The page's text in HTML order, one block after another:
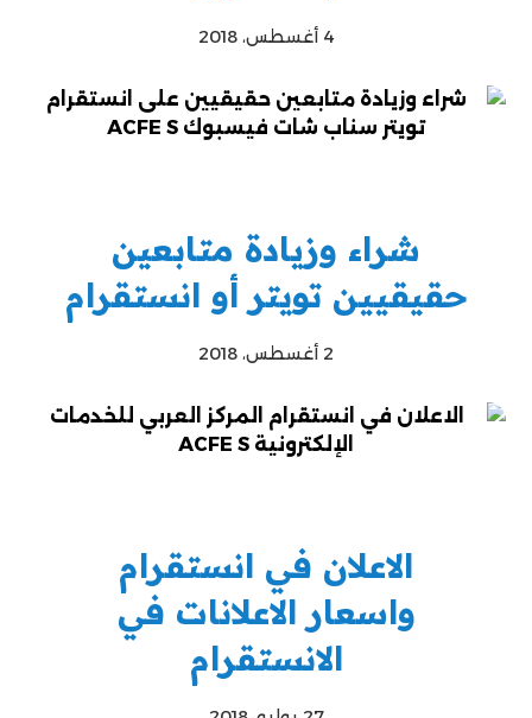
4 أغسطس، 2018
شراء وزيادة متابعين
حقيقيين تويتر أو انستقرام
2 أغسطس، 2018
الاعلان في انستقرام
واسعار الاعلانات في
الانستقرام